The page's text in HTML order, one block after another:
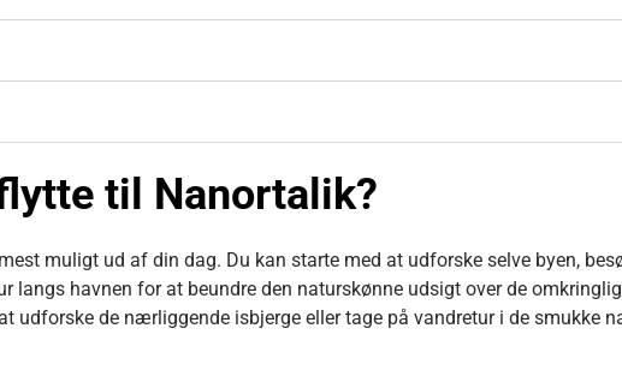
til Nanortalik?
muligt ud af din dag. Du kan starte med at udforske selve byen,
langs havnen for at beundre den naturskønne udsigt over de
udforske de nærliggende isbjerge eller tage på vandretur i de smukke